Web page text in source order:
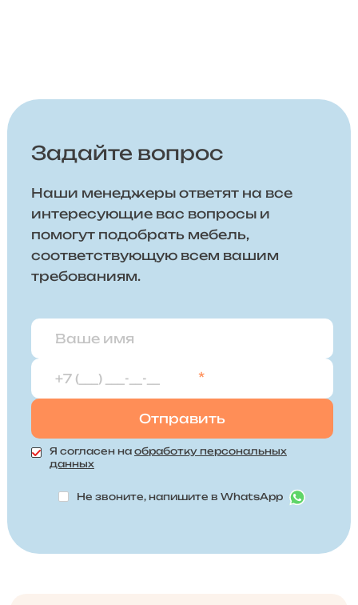
Задайте вопрос
Наши менеджеры ответят на все
интересующие вас вопросы и
помогут подобрать мебель,
соответствующую всем вашим
требованиям.
*
Я согласен на обработку персональных
данных
Не звоните, напишите в WhatsApp